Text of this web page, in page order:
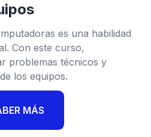
es una habilidad
Con este curso,
problemas técnicos y
los equipos.
MÁS